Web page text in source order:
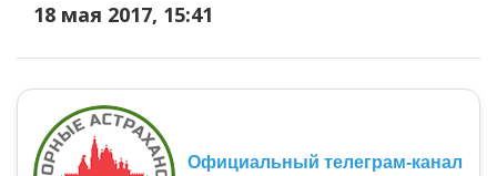
18 мая 2017, 15:41
Официальный телеграм-канал